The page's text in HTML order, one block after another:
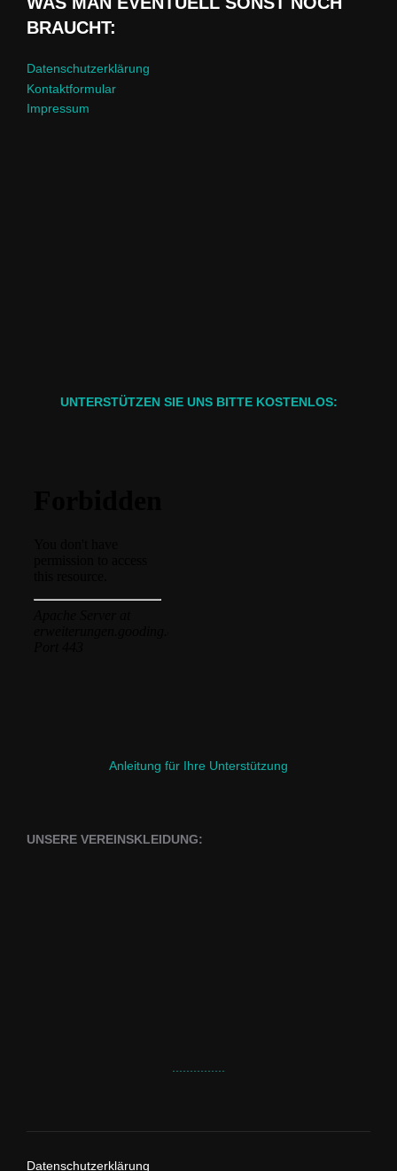
BRAUCHT:
Datenschutzerklärung
Kontaktformular
Impressum
UNTERSTÜTZEN SIE UNS BITTE KOSTENLOS:
Anleitung für Ihre Unterstützung
UNSERE VEREINSKLEIDUNG:
...............
Datenschutzerklärung